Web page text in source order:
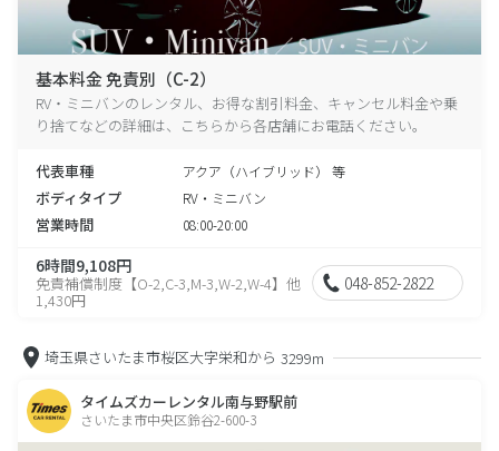
基本料金 免責別（C-2）
RV・ミニバンのレンタル、お得な割引料金、キャンセル料金や乗
り捨てなどの詳細は、こちらから各店舗にお電話ください。
代表車種 アクア（ハイブリッド） 等
ボディタイプ RV・ミニバン
営業時間 08:00-20:00
6時間9,108円
免責補償制度【O-2,C-3,M-3,W-2,W-4】他
1,430円
048-852-2822
埼玉県さいたま市桜区大字栄和から 3299m
タイムズカーレンタル南与野駅前
さいたま市中央区鈴谷2-600-3